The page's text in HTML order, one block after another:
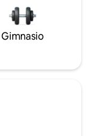
Gimnasio